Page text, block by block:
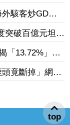
皆衝6%
駭客炒GD演
告
突破百億元坦言
停
「13.72%」超
竟斷掉」網笑
top